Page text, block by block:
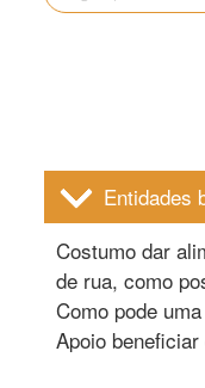
Entidades
Costumo dar
de rua, como
Como pode
Apoio